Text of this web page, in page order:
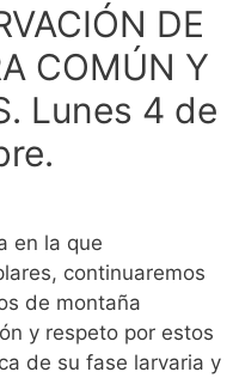
DE
COMÚN Y
Lunes 4 de
en la que
continuaremos
de montaña
y respeto por estos
de su fase larvaria y